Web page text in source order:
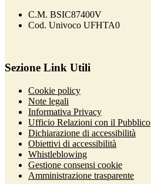
C.M. BSIC87400V
Cod. Univoco UFHTA0
Sezione Link Utili
Cookie policy
Note legali
Informativa Privacy
Ufficio Relazioni con il Pubblico
Dichiarazione di accessibilità
Obiettivi di accessibilità
Whistleblowing
Gestione consensi cookie
Amministrazione trasparente